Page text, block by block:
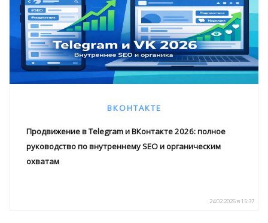
ВКОНТАКТЕ
Продвижение в Telegram и ВКонтакте 2026: полное
руководство по внутреннему SEO и органическим
охватам
24.02.2026 в 15:37